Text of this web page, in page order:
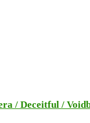
/ Deceitful /